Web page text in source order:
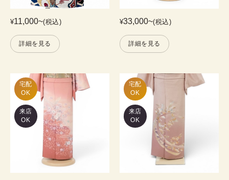
¥11,000~(税込)
詳細を見る
¥33,000~(税込)
詳細を見る
宅配
OK
来店
OK
宅配
OK
来店
OK